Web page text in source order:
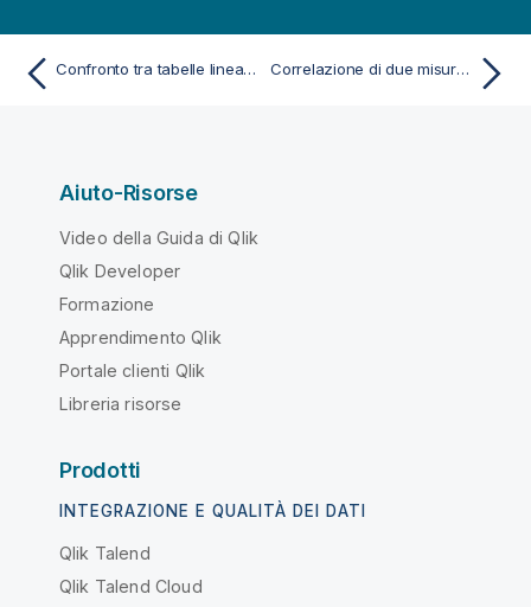
Confronto tra tabelle lineari e tabelle pivot Correlazione di due misure con un grafico a dispersione per trovare outlier
Aiuto-Risorse
Video della Guida di Qlik
Qlik Developer
Formazione
Apprendimento Qlik
Portale clienti Qlik
Libreria risorse
Prodotti
INTEGRAZIONE E QUALITÀ DEI DATI
Qlik Talend
Qlik Talend Cloud